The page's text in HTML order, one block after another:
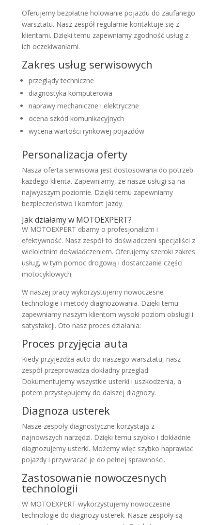
Oferujemy bezpłatne holowanie pojazdu do zaufanego
warsztatu. Nasz zespół regularnie kontaktuje się z
klientami. Dzięki temu zapewniamy zgodność usług z
ich oczekiwaniami.
Zakres usług serwisowych
przeglądy techniczne
diagnostyka komputerowa
naprawy mechaniczne i elektryczne
ocena szkód komunikacyjnych
wycena wartości rynkowej pojazdów
Personalizacja oferty
Nasza oferta serwisowa jest dostosowana do potrzeb
każdego klienta. Zapewniamy, że nasze usługi są na
najwyższym poziomie. Dzięki temu zapewniamy
bezpieczeństwo i komfort jazdy.
Jak działamy w MOTOEXPERT?
W MOTOEXPERT dbamy o profesjonalizm i
efektywność. Nasz zespół to doświadczeni specjaliści z
wieloletnim doświadczeniem. Oferujemy szeroki zakres
usług, w tym pomoc drogową i dostarczanie części
motocyklowych.
W naszej pracy wykorzystujemy nowoczesne
technologie i metody diagnozowania. Dzięki temu
zapewniamy naszym klientom wysoki poziom obsługi i
satysfakcji. Oto nasz proces działania:
Proces przyjęcia auta
Kiedy przyjeżdża auto do naszego warsztatu, nasz
zespół przeprowadza dokładny przegląd.
Dokumentujemy wszystkie usterki i uszkodzenia, a
potem przystępujemy do dalszej diagnozy.
Diagnoza usterek
Nasze zespoły diagnostyczne korzystają z
najnowszych narzędzi. Dzięki temu szybko i dokładnie
diagnozujemy usterki. Możemy więc szybko naprawiać
pojazdy i przywracać je do pełnej sprawności.
Zastosowanie nowoczesnych
technologii
W MOTOEXPERT wykorzystujemy nowoczesne
technologie do diagnozy usterek. Nasze zespoły są